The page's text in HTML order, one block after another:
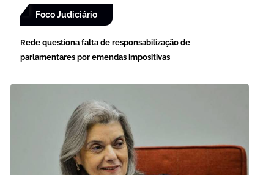
Foco Judiciário
Rede questiona falta de responsabilização de
parlamentares por emendas impositivas